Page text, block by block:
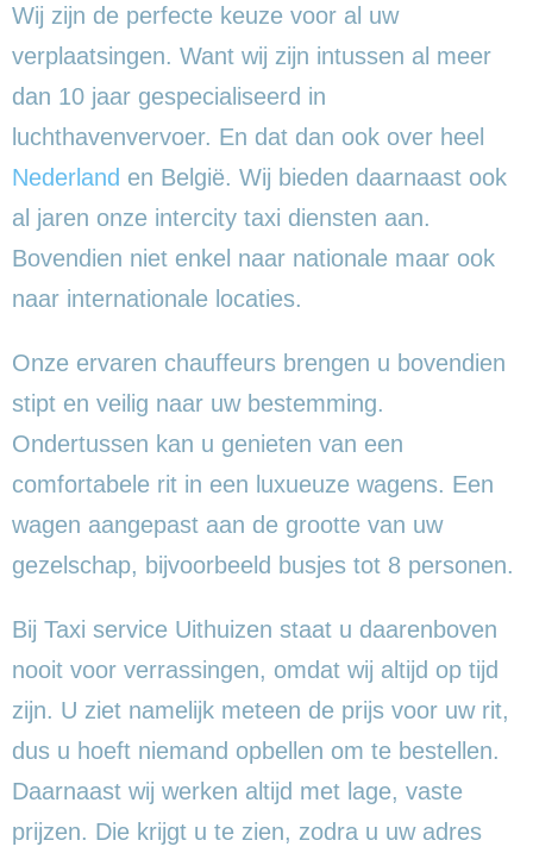
Wij zijn de perfecte keuze voor al uw
verplaatsingen. Want wij zijn intussen al meer
dan 10 jaar gespecialiseerd in
luchthavenvervoer. En dat dan ook over heel
Nederland en België. Wij bieden daarnaast ook
al jaren onze intercity taxi diensten aan.
Bovendien niet enkel naar nationale maar ook
naar internationale locaties.
Onze ervaren chauffeurs brengen u bovendien
stipt en veilig naar uw bestemming.
Ondertussen kan u genieten van een
comfortabele rit in een luxueuze wagens. Een
wagen aangepast aan de grootte van uw
gezelschap, bijvoorbeeld busjes tot 8 personen.
Bij Taxi service Uithuizen staat u daarenboven
nooit voor verrassingen, omdat wij altijd op tijd
zijn. U ziet namelijk meteen de prijs voor uw rit,
dus u hoeft niemand opbellen om te bestellen.
Daarnaast wij werken altijd met lage, vaste
prijzen. Die krijgt u te zien, zodra u uw adres